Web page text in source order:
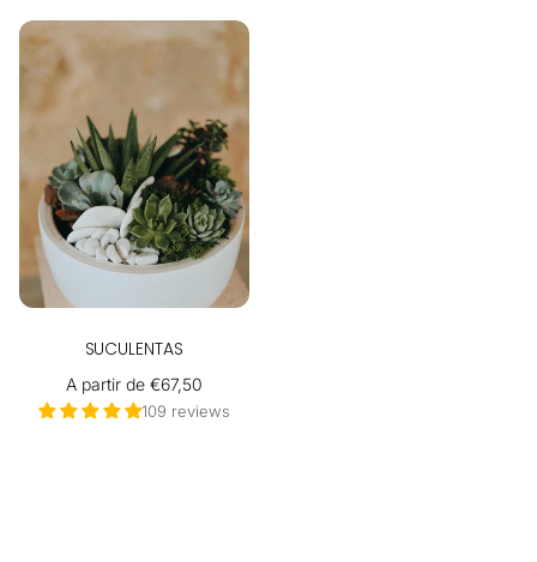
SUCULENTAS
Precio
habitual
A partir de €67,50
109 reviews